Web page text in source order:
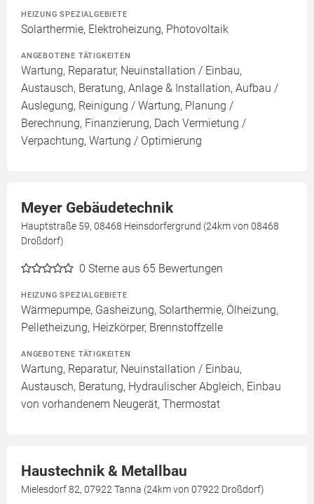
HEIZUNG SPEZIALGEBIETE
Solarthermie, Elektroheizung, Photovoltaik
ANGEBOTENE TÄTIGKEITEN
Wartung, Reparatur, Neuinstallation / Einbau,
Austausch, Beratung, Anlage & Installation, Aufbau /
Auslegung, Reinigung / Wartung, Planung /
Berechnung, Finanzierung, Dach Vermietung /
Verpachtung, Wartung / Optimierung
Meyer Gebäudetechnik
Hauptstraße 59, 08468 Heinsdorfergrund (24km von 08468
Droßdorf)
0 Sterne aus 65 Bewertungen
HEIZUNG SPEZIALGEBIETE
Wärmepumpe, Gasheizung, Solarthermie, Ölheizung,
Pelletheizung, Heizkörper, Brennstoffzelle
ANGEBOTENE TÄTIGKEITEN
Wartung, Reparatur, Neuinstallation / Einbau,
Austausch, Beratung, Hydraulischer Abgleich, Einbau
von vorhandenem Neugerät, Thermostat
Haustechnik & Metallbau
Mielesdorf 82, 07922 Tanna (24km von 07922 Droßdorf)